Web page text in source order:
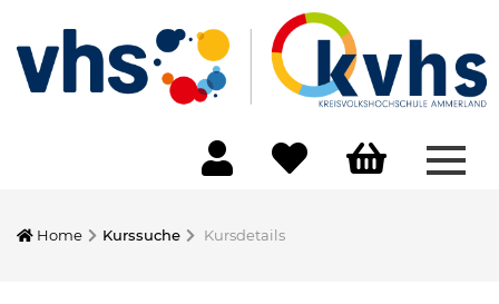
Home Kurssuche Kursdetails